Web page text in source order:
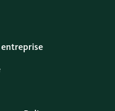
entreprise